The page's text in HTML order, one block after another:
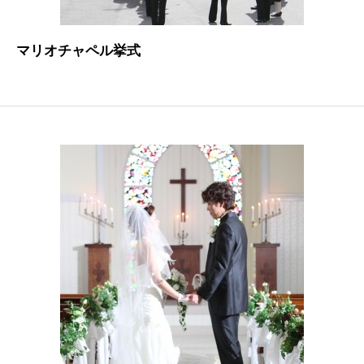
マリオチャペル挙式